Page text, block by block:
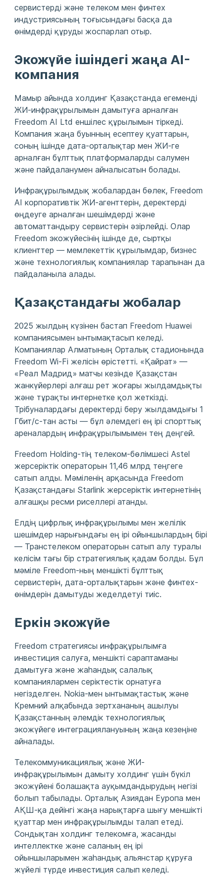
сервистерді және телеком мен финтех
индустриясының тоғысындағы басқа да
өнімдерді құруды жоспарлап отыр.
Экожүйе ішіндегі жаңа AI-
компания
Мамыр айында холдинг Қазақстанда егеменді
ЖИ-инфрақұрылымын дамытуға арналған
Freedom AI Ltd еншілес құрылымын тіркеді.
Компания жаңа буынның есептеу қуаттарын,
соның ішінде дата-орталықтар мен ЖИ-ге
арналған бұлттық платформаларды салумен
және пайдаланумен айналысатын болады.
Инфрақұрылымдық жобалардан бөлек, Freedom
AI корпоративтік ЖИ-агенттерін, деректерді
өңдеуге арналған шешімдерді және
автоматтандыру сервистерін әзірлейді. Олар
Freedom экожүйесінің ішінде де, сыртқы
клиенттер — мемлекеттік құрылымдар, бизнес
және технологиялық компаниялар тарапынан да
пайдаланыла алады.
Қазақстандағы жобалар
2025 жылдың күзінен бастап Freedom Huawei
компаниясымен ынтымақтасып келеді.
Компаниялар Алматының Орталық стадионында
Freedom Wi-Fi желісін өрістетті. «Қайрат» —
«Реал Мадрид» матчы кезінде Қазақстан
жанкүйерлері алғаш рет жоғары жылдамдықты
және тұрақты интернетке қол жеткізді.
Трібуналардағы деректерді беру жылдамдығы 1
Гбит/с-тан асты — бұл әлемдегі ең ірі спорттық
ареналардың инфрақұрылымымен тең деңгей.
Freedom Holding-тің телеком-бөлімшесі Astel
жерсеріктік операторын 11,46 млрд теңгеге
сатып алды. Мәміленің арқасында Freedom
Қазақстандағы Starlink жерсеріктік интернетінің
алғашқы ресми риселлері атанды.
Елдің цифрлық инфрақұрылымы мен желілік
шешімдер нарығындағы ең ірі ойыншылардың бірі
— Транстелеком операторын сатып алу туралы
келісім тағы бір стратегиялық қадам болды. Бұл
мәміле Freedom-ның меншікті бұлттық
сервистерін, дата-орталықтарын және финтех-
өнімдерін дамытуды жеделдетуі тиіс.
Еркін экожүйе
Freedom стратегиясы инфрақұрылымға
инвестиция салуға, меншікті сараптаманы
дамытуға және жаһандық салалық
компаниялармен серіктестік орнатуға
негізделген. Nokia-мен ынтымақтастық және
Кремний алқабында зертхананың ашылуы
Қазақстанның әлемдік технологиялық
экожүйеге интеграциялануының жаңа кезеңіне
айналады.
Телекоммуникациялық және ЖИ-
инфрақұрылымын дамыту холдинг үшін бүкіл
экожүйені болашақта ауқымдандырудың негізі
болып табылады. Орталық Азиядан Еуропа мен
АҚШ-қа дейінгі жаңа нарықтарға шығу меншікті
қуаттар мен инфрақұрылымды талап етеді.
Сондықтан холдинг телекомға, жасанды
интеллектке және саланың ең ірі
ойыншыларымен жаһандық альянстар құруға
жүйелі түрде инвестиция салып келеді.